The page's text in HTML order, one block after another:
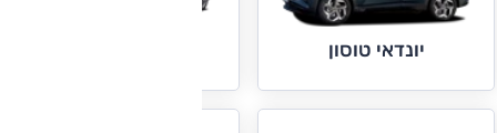
יונדאי טוסון